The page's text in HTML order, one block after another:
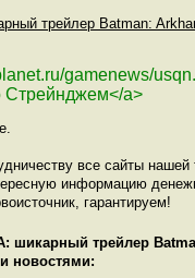
трейлер Batman:
gamenews/
Стрейнджем</a>
все сайты
информацию
гарантируем!
шикарный трейлер
новостями: